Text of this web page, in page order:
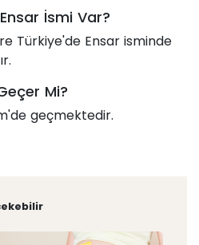
İsmi Var?
Türkiye'de Ensar isminde
Mi?
geçmektedir.